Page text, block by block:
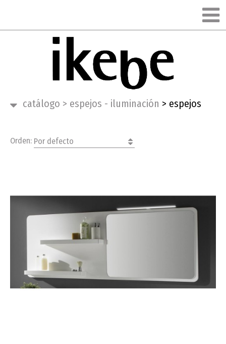
catálogo > espejos - iluminación > espejos
Orden: Por defecto